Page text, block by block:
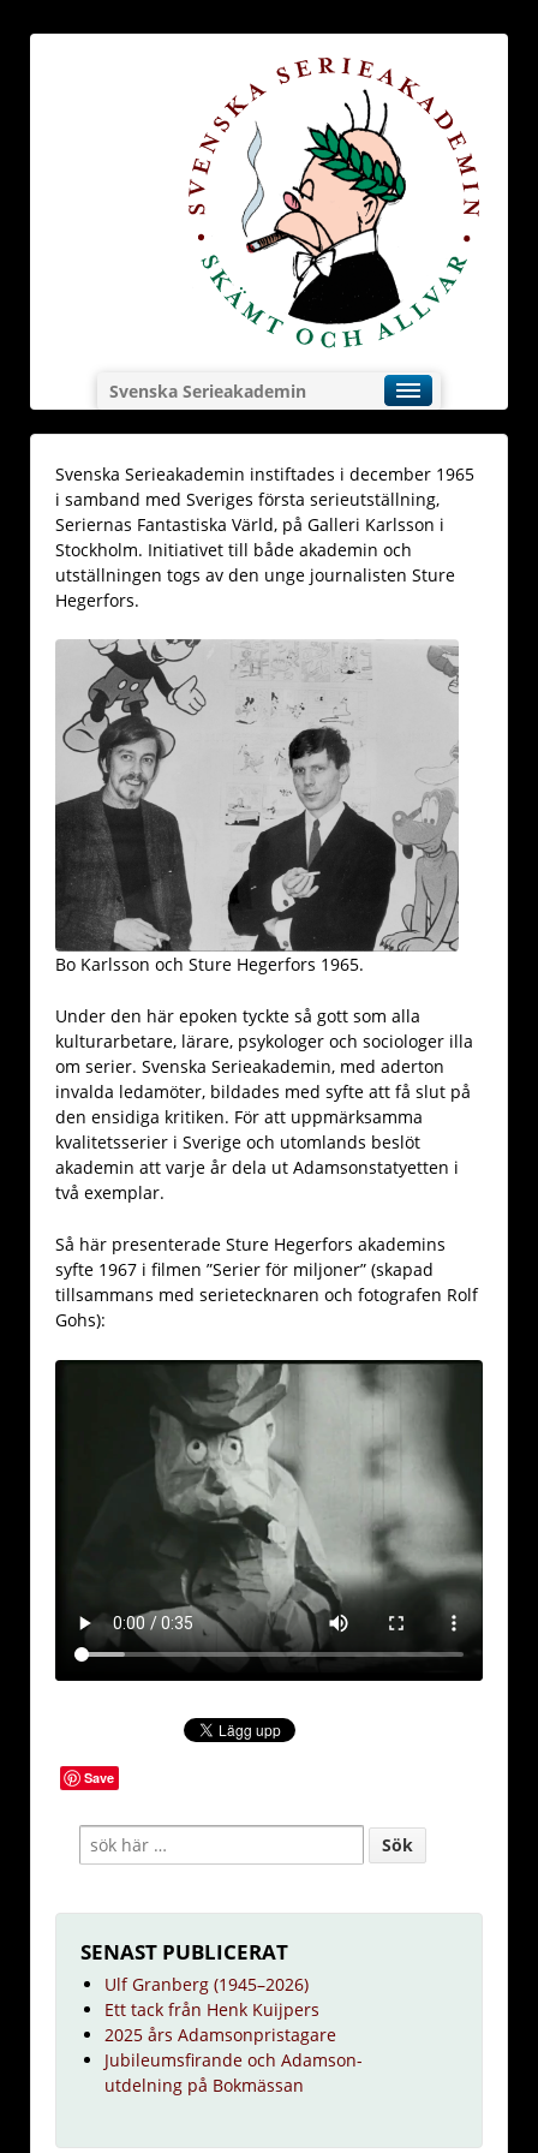
Svenska Serieakademin
Svenska Serieakademin instiftades i december 1965
i samband med Sveriges första serieutställning,
Seriernas Fantastiska Värld, på Galleri Karlsson i
Stockholm. Initiativet till både akademin och
utställningen togs av den unge journalisten Sture
Hegerfors.
Bo Karlsson och Sture Hegerfors 1965.
Under den här epoken tyckte så gott som alla
kulturarbetare, lärare, psykologer och sociologer illa
om serier. Svenska Serieakademin, med aderton
invalda ledamöter, bildades med syfte att få slut på
den ensidiga kritiken. För att uppmärksamma
kvalitetsserier i Sverige och utomlands beslöt
akademin att varje år dela ut Adamsonstatyetten i
två exemplar.
Så här presenterade Sture Hegerfors akademins
syfte 1967 i filmen ”Serier för miljoner” (skapad
tillsammans med serietecknaren och fotografen Rolf
Gohs):
Save
SENAST PUBLICERAT
Ulf Granberg (1945–2026)
Ett tack från Henk Kuijpers
2025 års Adamsonpristagare
Jubileumsfirande och Adamson-
utdelning på Bokmässan